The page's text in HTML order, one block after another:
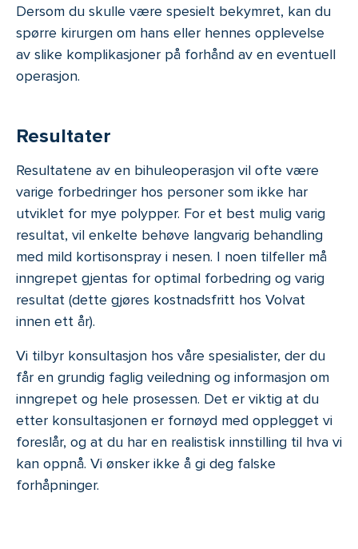
Dersom du skulle være spesielt bekymret, kan du
spørre kirurgen om hans eller hennes opplevelse
av slike komplikasjoner på forhånd av en eventuell
operasjon.
Resultater
Resultatene av en bihuleoperasjon vil ofte være
varige forbedringer hos personer som ikke har
utviklet for mye polypper. For et best mulig varig
resultat, vil enkelte behøve langvarig behandling
med mild kortisonspray i nesen. I noen tilfeller må
inngrepet gjentas for optimal forbedring og varig
resultat (dette gjøres kostnadsfritt hos Volvat
innen ett år).
Vi tilbyr konsultasjon hos våre spesialister, der du
får en grundig faglig veiledning og informasjon om
inngrepet og hele prosessen. Det er viktig at du
etter konsultasjonen er fornøyd med opplegget vi
foreslår, og at du har en realistisk innstilling til hva vi
kan oppnå. Vi ønsker ikke å gi deg falske
forhåpninger.